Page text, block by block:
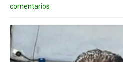
comentarios